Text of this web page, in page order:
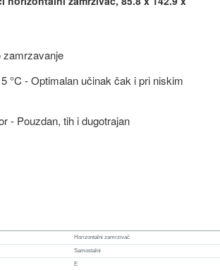
zamrzavanje
°C - Optimalan učinak čak i pri niskim
- Pouzdan, tih i dugotrajan
Horizontalni zamrzivač
Samostalni
E